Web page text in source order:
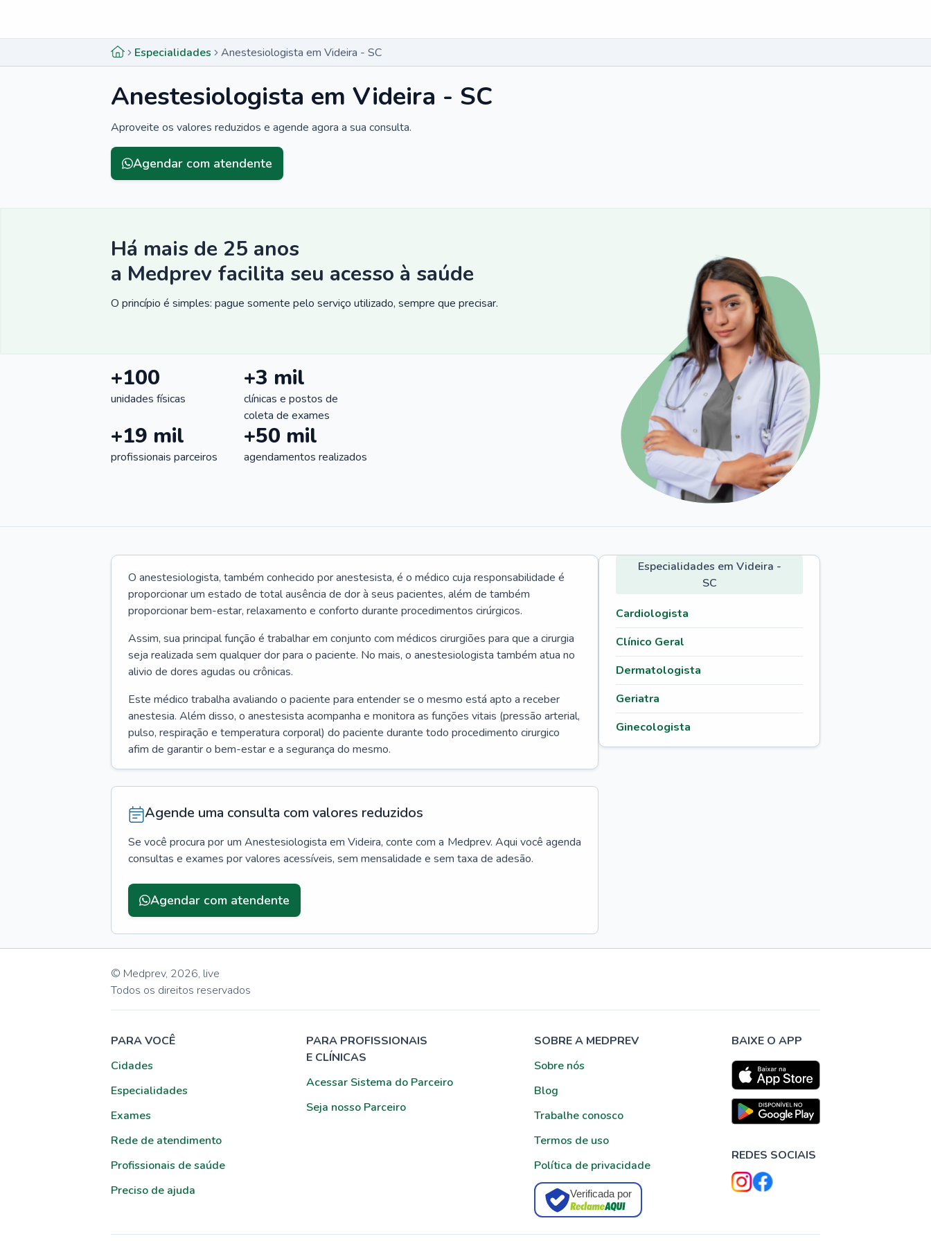
Especialidades Anestesiologista em Videira - SC
Anestesiologista em Videira - SC
Aproveite os valores reduzidos e agende agora a sua consulta.
Agendar com atendente
Há mais de 25 anos
a Medprev facilita seu acesso à saúde
O princípio é simples: pague somente pelo serviço utilizado, sempre que precisar.
+100
unidades físicas
+3 mil
clínicas e postos de
coleta de exames
+19 mil
profissionais parceiros
+50 mil
agendamentos realizados
O anestesiologista, também conhecido por anestesista, é o médico cuja responsabilidade é
proporcionar um estado de total ausência de dor à seus pacientes, além de também
proporcionar bem-estar, relaxamento e conforto durante procedimentos cirúrgicos.
Assim, sua principal função é trabalhar em conjunto com médicos cirurgiões para que a cirurgia
seja realizada sem qualquer dor para o paciente. No mais, o anestesiologista também atua no
alivio de dores agudas ou crônicas.
Este médico trabalha avaliando o paciente para entender se o mesmo está apto a receber
anestesia. Além disso, o anestesista acompanha e monitora as funções vitais (pressão arterial,
pulso, respiração e temperatura corporal) do paciente durante todo procedimento cirurgico
afim de garantir o bem-estar e a segurança do mesmo.
Agende uma consulta com valores reduzidos
Se você procura por um Anestesiologista em Videira, conte com a Medprev. Aqui você agenda
consultas e exames por valores acessíveis, sem mensalidade e sem taxa de adesão.
Agendar com atendente
Especialidades em Videira -
SC
Cardiologista
Clínico Geral
Dermatologista
Geriatra
Ginecologista
© Medprev, 2026, live
Todos os direitos reservados
PARA VOCÊ
Cidades
Especialidades
Exames
Rede de atendimento
Profissionais de saúde
Preciso de ajuda
PARA PROFISSIONAIS
E CLÍNICAS
Acessar Sistema do Parceiro
Seja nosso Parceiro
SOBRE A MEDPREV
Sobre nós
Blog
Trabalhe conosco
Termos de uso
Política de privacidade
Verificada por
BAIXE O APP
REDES SOCIAIS